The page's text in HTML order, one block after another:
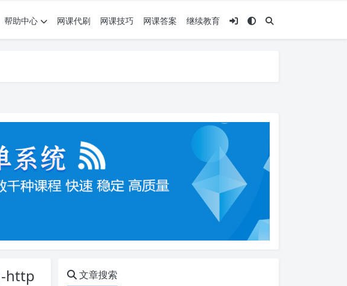
帮助中心 网课代刷 网课技巧 网课答案 继续教育
-http
文章搜索